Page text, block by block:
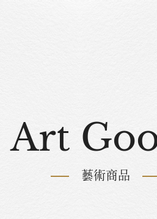
Art
藝術商品